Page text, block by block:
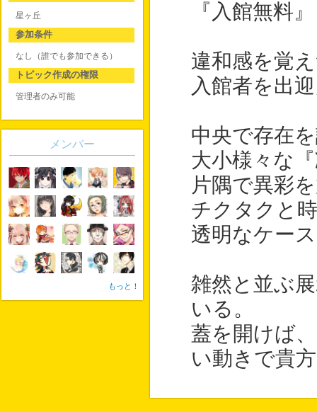
『入館無料』
違和感を覚
入館者を出
中央で存在
大小様々な
片隅で異彩
チクタクと
透明なケー
雑然と並ぶ
いる。
蓋を開けば
い動きで貴
星ヶ丘
参加条件
なし（誰でも参加できる）
トピック作成の権限
管理者のみ可能
メンバー
もっと！